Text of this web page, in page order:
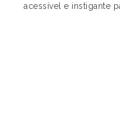
acessível e instigante